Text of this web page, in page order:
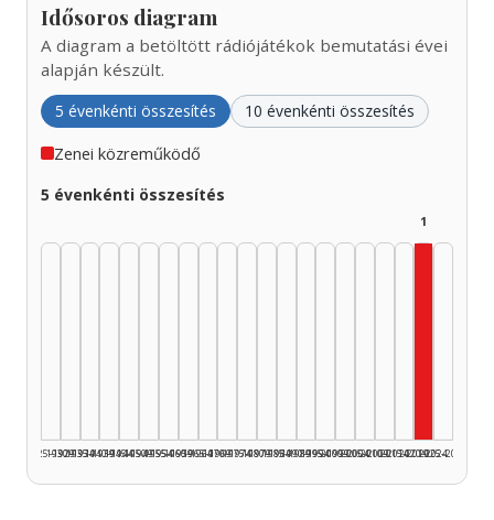
Idősoros diagram
A diagram a betöltött rádiójátékok bemutatási évei
alapján készült.
5 évenkénti összesítés 10 évenkénti összesítés
Zenei közreműködő
5 évenkénti összesítés
1925–1929
1930–1934
1935–1939
1940–1944
1945–1949
1950–1954
1955–1959
1960–1964
1965–1969
1970–1974
1975–1979
1980–1984
1985–1989
1990–1994
1995–1999
2000–2004
2005–2009
2010–2014
2015–2019
1
2020–2024
2025–2026